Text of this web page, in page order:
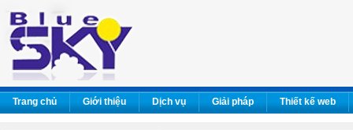
Trang chủ Giới thiệu Dịch vụ Giải pháp Thiết kế web